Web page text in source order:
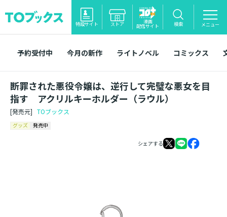
特設サイト ストア 漫画
配信サイト 検索 メニュー
予約受付中 今月の新作 ライトノベル コミックス
断罪された悪役令嬢は、逆行して完璧な悪女を目
指す アクリルキーホルダー（ラウル）
[発売元] TOブックス
グッズ 発売中
シェアする